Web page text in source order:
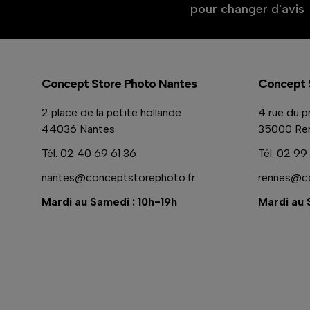
pour changer d'avis
Concept Store Photo Nantes
2 place de la petite hollande
44036 Nantes
Tél. 02 40 69 61 36
nantes@conceptstorephoto.fr
Mardi au Samedi : 10h-19h
Concept
4 rue du
35000
Tél. 02 99
Mardi au